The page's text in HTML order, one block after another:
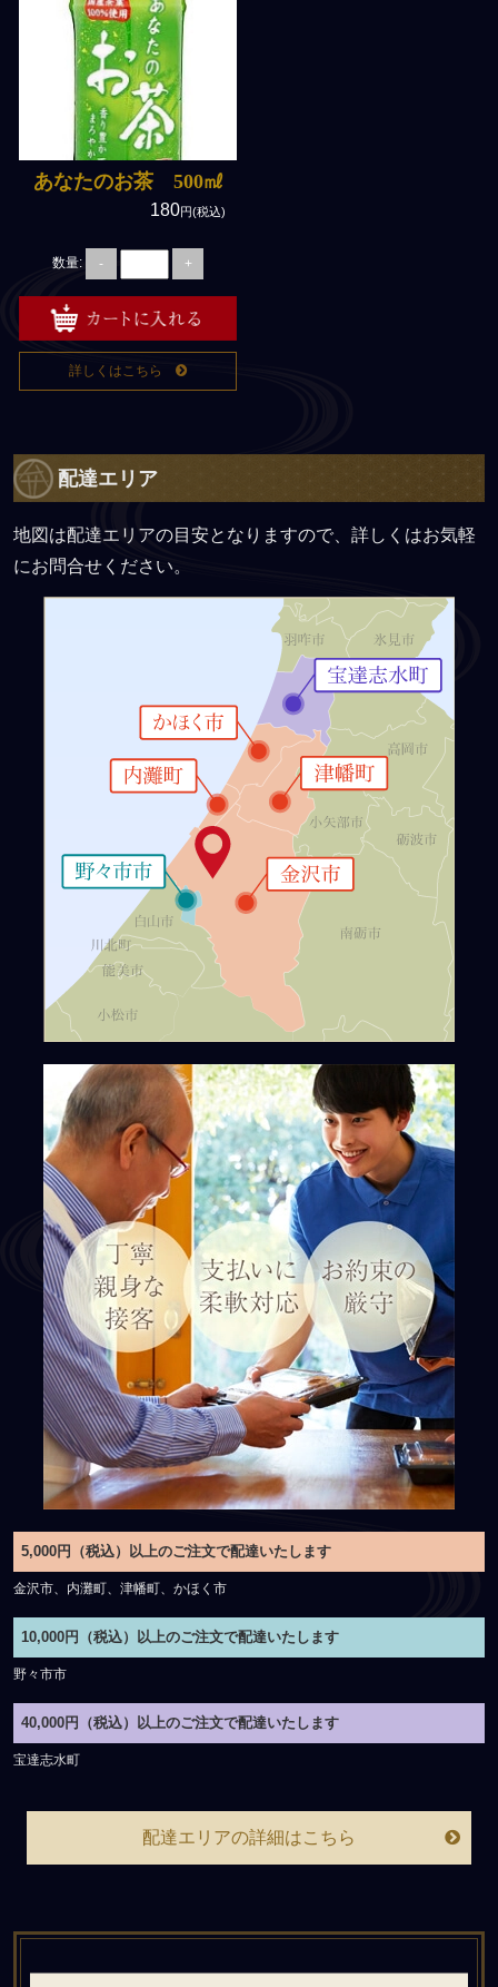
あなたのお茶 500㎖
180円(税込)
数量: - +
詳しくはこちら
配達エリア
地図は配達エリアの目安となりますので、詳しくはお気軽
にお問合せください。
5,000円（税込）以上のご注文で配達いたします
金沢市、内灘町、津幡町、かほく市
10,000円（税込）以上のご注文で配達いたします
野々市市
40,000円（税込）以上のご注文で配達いたします
宝達志水町
配達エリアの詳細はこちら